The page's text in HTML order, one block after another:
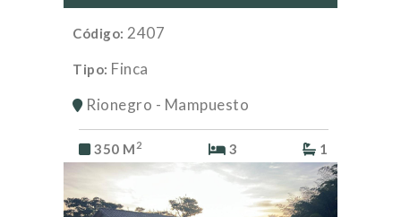
Código: 2407
Tipo: Finca
Rionegro - Mampuesto
350 M 2 3 1